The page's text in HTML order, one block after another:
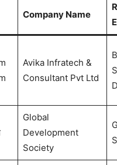
Company Name
Avika Infratech &
Consultant Pvt Ltd
Global
Development
Society